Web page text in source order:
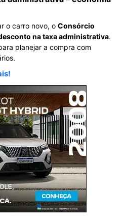
o carro novo, o Consórcio
na taxa administrativa.
planejar a compra com